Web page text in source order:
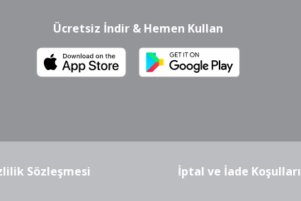
Ücretsiz İndir & Hemen Kullan
Sözleşmesi İptal ve İade Koşulları